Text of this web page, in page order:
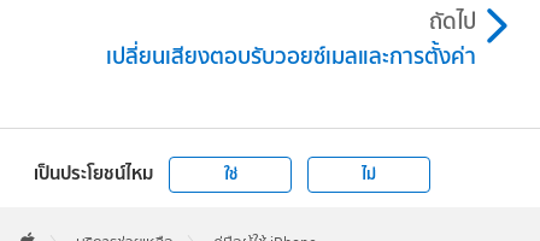
ถัดไป
เปลี่ยนเสียงตอบรับวอยซ์เมลและการตั้งค่า
เป็นประโยชน์ไหม ใช่ ไม่